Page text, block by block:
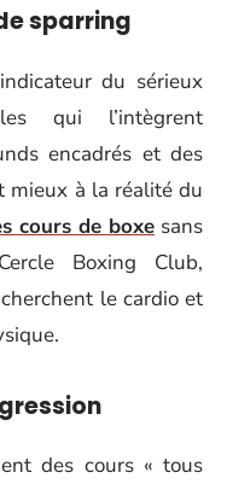
sparring
du sérieux
qui l’intègrent
encadrés et des
mieux à la réalité du
cours de boxe sans
Boxing Club,
le cardio et
des cours « tous